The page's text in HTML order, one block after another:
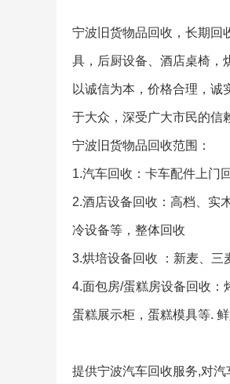
宁波旧货物品回收，长期回
具，后厨设备、酒店桌椅，
以诚信为本，价格合理，
于大众，深受广大市民的信
宁波旧货物品回收范围：
1.汽车回收：卡车配件上门
2.酒店设备回收：高档、实
冷设备等，整体回收
3.烘培设备回收 ：新麦、三
4.面包房/蛋糕房设备回收：
蛋糕展示柜，蛋糕模具等.
提供宁波汽车回收服务,对